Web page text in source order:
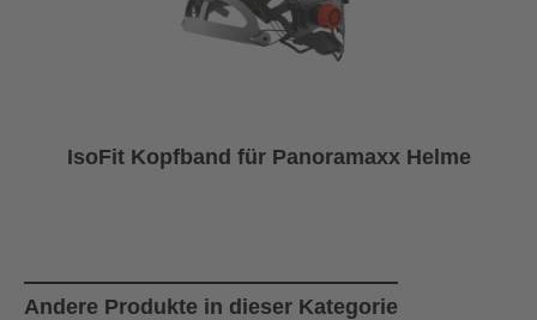
IsoFit Kopfband für Panoramaxx Helme
Andere Produkte in dieser Kategorie